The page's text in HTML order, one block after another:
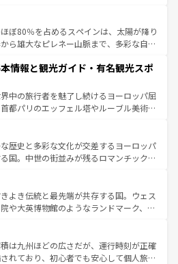
の美しい田園風景やアマルフィ海岸の絶
も見逃せない。観光の合間には、本場の
、絶品のイタリア料理を堪能することも
リアで、忘れられない旅をしてみよう！
リア情報は
ぼ80％を占めるスペインは、太陽が降り
ら雄大なピレネー山脈まで、多彩な自然
国では、情熱的なフラメンコ、熱気あふ
美味しいタパスが生活の一部となってい
ドの洗練された雰囲気や、バルセロナの
角から、地方では古代ローマ遺跡や中世
て風土や気候が異なるスペインはその個
性で訪れる人を魅了する。 なお、新着のスペイン情報は コ
照してほしい。
情報と観光ガイド・有名観光スポ
中の旅行者を魅了し続けるヨーロッパ屈
都パリのエッフェル塔やルーブル美術館
詰まっている。華麗な宮殿、歴史的な大
チ、そして豊かな自然が、訪れる者を心
た、フランスは美食の国としても知ら
の発祥地であるランス、プロヴァンスの
ー畑など、多彩な楽しみ方が可能だ。さ
地域にも魅力が溢れており、どの街角に
ぶとそれぞれで全く異なる文化を体験で
だろう。 なお、新着のフランス情報はコンテンツ一覧
。
歴史と多彩な文化が交差するヨーロッパ
国。中世の街並みが残るロマンチック街
、どこを歩いても飽きることがない。ベ
気、バイエルン州のアルプスの絶景、そ
のワイン畑といった風景は必見。ビール
ぜひ体験してほしい。 なお、新着の
テンツ一覧を参照してほしい。
よき伝統と最先端が共存する国。ウェス
や大英博物館のようなランドマーク、歴
魅力がある。また、優雅なアフタヌーン
きにはたまらない英国パブ、サッカー観
らこそできる体験も豊富。イギリスを旅
は九州ほどの広さだが、運行時刻が正確
れており、初心者でも安心して個人旅行